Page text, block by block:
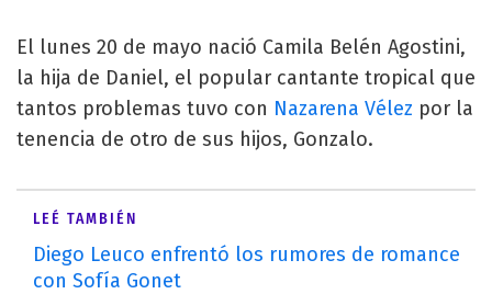
El lunes 20 de mayo nació Camila Belén Agostini,
la hija de Daniel, el popular cantante tropical que
tantos problemas tuvo con Nazarena Vélez por la
tenencia de otro de sus hijos, Gonzalo.
LEÉ TAMBIÉN
Diego Leuco enfrentó los rumores de romance
con Sofía Gonet